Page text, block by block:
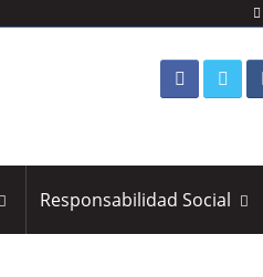
Responsabilidad Social